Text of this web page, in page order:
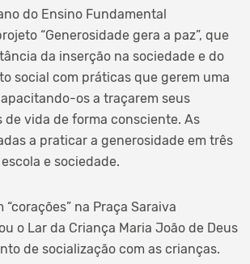
do Ensino Fundamental
“Generosidade gera a paz”, que
da inserção na sociedade e do
social com práticas que gerem uma
os a traçarem seus
de vida de forma consciente. As
a praticar a generosidade em três
e sociedade.
na Praça Saraiva
o Lar da Criança Maria João de Deus
de socialização com as crianças.